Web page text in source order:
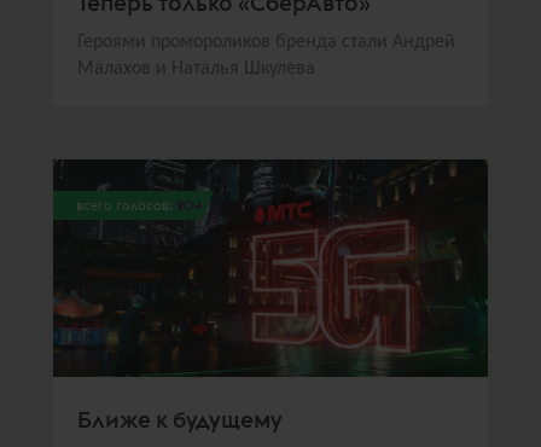
Героями промороликов бренда стали Андрей
Малахов и Наталья Шкулева
всего голосов: 204
Ближе к будущему